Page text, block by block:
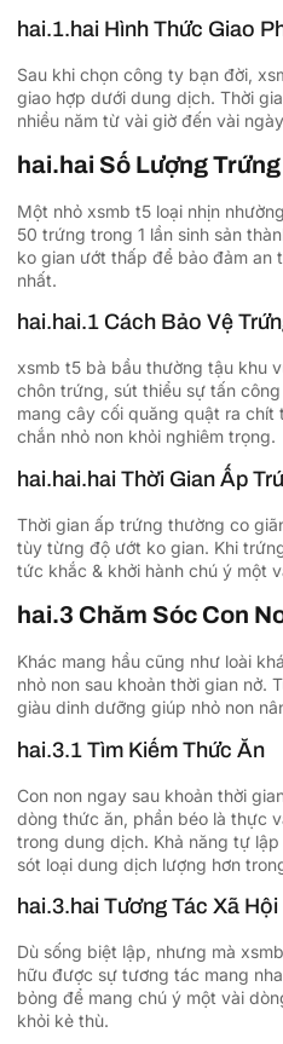
hai.1.hai Hình Thức Giao
Sau khi chọn công ty bạn đời,
giao hợp dưới dung dịch. Thời
nhiều năm từ vài giờ đến vài
hai.hai Số Lượng Trứng
Một nhỏ xsmb t5 loại nhịn
50 trứng trong 1 lần sinh sản
ko gian ướt thấp để bảo đảm an
nhất.
hai.hai.1 Cách Bảo Vệ
xsmb t5 bà bầu thường tậu khu
chôn trứng, sút thiểu sự tấn
mang cây cối quăng quật ra
chắn nhỏ non khỏi nghiêm trọng.
hai.hai.hai Thời Gian Ấp
Thời gian ấp trứng thường co
tùy từng độ ướt ko gian. Khi
tức khắc & khởi hành chú ý một
hai.3 Chăm Sóc Con
Khác mang hầu cũng như loài
nhỏ non sau khoản thời gian nở.
giàu dinh dưỡng giúp nhỏ non
hai.3.1 Tìm Kiếm Thức Ăn
Con non ngay sau khoản thời
dòng thức ăn, phần béo là thực
trong dung dịch. Khả năng tự
sót loại dung dịch lượng hơn
hai.3.hai Tương Tác Xã Hội
Dù sống biệt lập, nhưng mà
hữu được sự tương tác mang
bỏng để mang chú ý một vài
khỏi kẻ thù.